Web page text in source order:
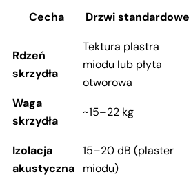
Cecha Drzwi standardowe
Rdzeń
skrzydła
Tektura plastra
miodu lub płyta
otworowa
Waga
skrzydła
~15–22 kg
Izolacja
akustyczna
15–20 dB (plaster
miodu)